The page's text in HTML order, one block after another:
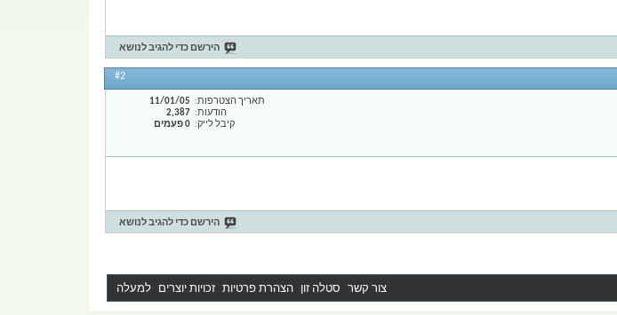
הירשם כדי להגיב לנושא
#2
תאריך הצטרפות
11/01/05
הודעות
2,387
קיבל לייק
0 פעמים
הירשם כדי להגיב לנושא
צור קשר סטלה זון הצהרת פרטיות זכויות יוצרים למעלה